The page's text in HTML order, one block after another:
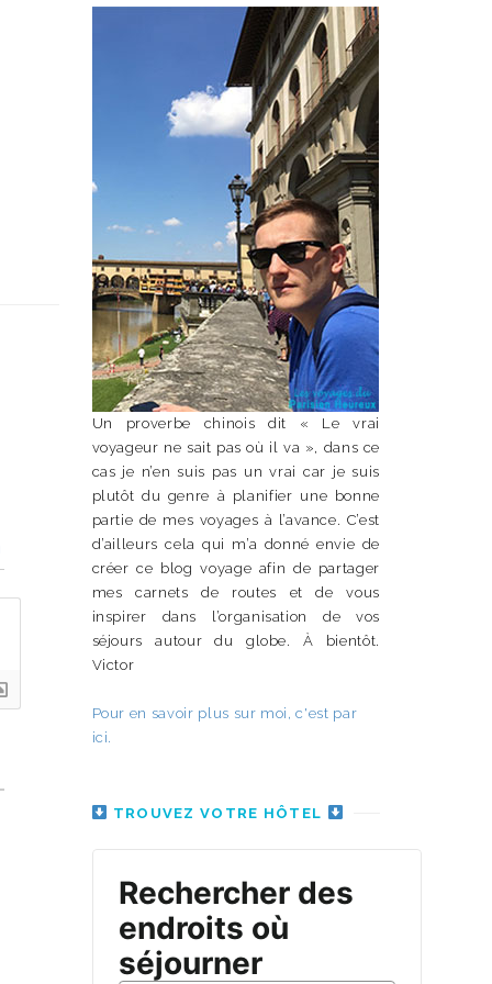
Un proverbe chinois dit « Le vrai
voyageur ne sait pas où il va », dans ce
cas je n’en suis pas un vrai car je suis
plutôt du genre à planifier une bonne
partie de mes voyages à l’avance. C’est
d’ailleurs cela qui m’a donné envie de
créer ce blog voyage afin de partager
mes carnets de routes et de vous
inspirer dans l’organisation de vos
séjours autour du globe. À bientôt.
Victor
Pour en savoir plus sur moi, c'est par
ici.
TROUVEZ VOTRE HÔTEL